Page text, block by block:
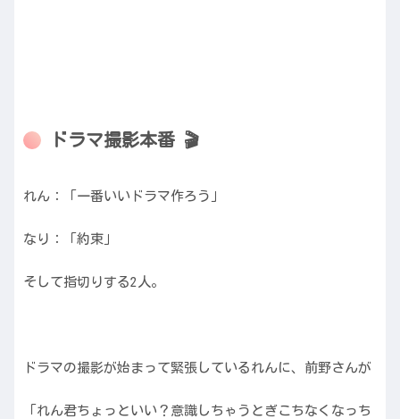
ドラマ撮影本番 🎬
れん：「一番いいドラマ作ろう」
なり：「約束」
そして指切りする2人。
ドラマの撮影が始まって緊張しているれんに、前野さんが
「れん君ちょっといい？意識しちゃうとぎこちなくなっち